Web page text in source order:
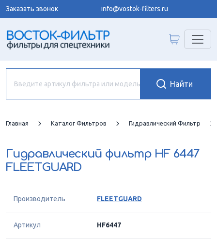
Заказать звонок info@vostok-filters.ru
Главная Каталог Фильтров Гидравлический Фильтр
Гидравлический фильтр HF 6447
FLEETGUARD
Производитель FLEETGUARD
Артикул HF6447